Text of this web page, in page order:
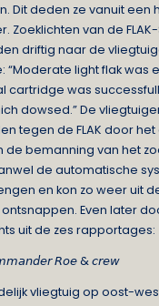
Dit deden ze vanuit een
Zoeklichten van de
driftig naar de
“Moderate light flak
cartridge was
dowsed.” De
tegen de FLAK door het
de bemanning van het
de automatische
en kon zo weer uit
Even later
uit de zes rapportages:
𝘙𝘰𝘦 & 𝘤𝘳𝘦𝘸
vliegtuig op oost-